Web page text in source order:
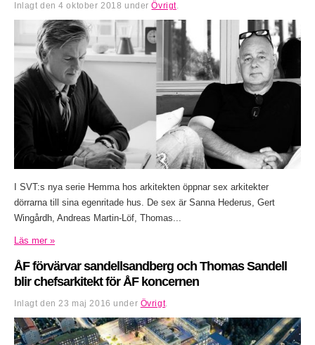
Inlagt den4 oktober 2018 underÖvrigt.
I SVT:s nya serie Hemma hos arkitekten öppnar sex arkitekter
dörrarna till sina egenritade hus. De sex är Sanna Hederus, Gert
Wingårdh, Andreas Martin-Löf, Thomas...
Läs mer »
ÅF förvärvar sandellsandberg och Thomas Sandell
blir chefsarkitekt för ÅF koncernen
Inlagt den 23 maj 2016 under Övrigt.